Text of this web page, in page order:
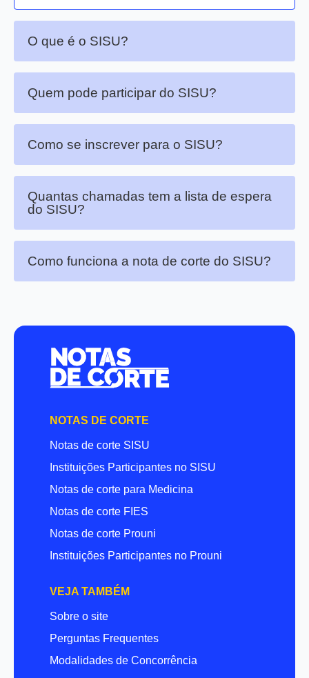
O que é o SISU?
Quem pode participar do SISU?
Como se inscrever para o SISU?
Quantas chamadas tem a lista de espera
do SISU?
Como funciona a nota de corte do SISU?
NOTAS DE CORTE
Notas de corte SISU
Instituições Participantes no SISU
Notas de corte para Medicina
Notas de corte FIES
Notas de corte Prouni
Instituições Participantes no Prouni
VEJA TAMBÉM
Sobre o site
Perguntas Frequentes
Modalidades de Concorrência